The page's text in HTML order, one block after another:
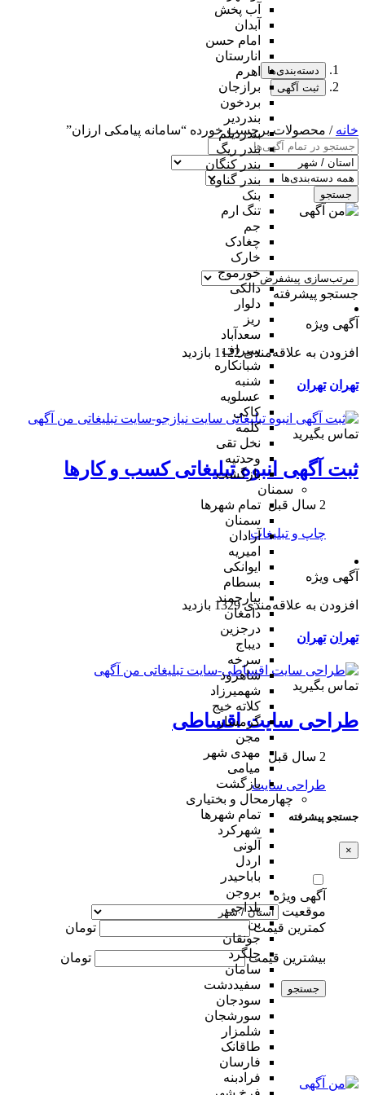
آب پخش
آبدان
امام حسن
انارستان
اهرم
برازجان
بردخون
بندردیر
بندردیلم
بندر ریگ
بندر کنگان
بندر گناوه
بنک
تنگ ارم
جم
چغادک
خارک
خورموج
دالکی
دلوار
ریز
سعدآباد
سیراف
شبانکاره
شنبه
عسلویه
کاکی
کلمه
نخل تقی
وحدتیه
بازگشت
سمنان
تمام شهر‌ها
سمنان
آرادان
امیریه
ایوانکی
بسطام
بیارجمند
دامغان
درجزین
دیباج
سرخه
شاهرود
شهمیرزاد
کلاته خیج
گرمسار
مجن
مهدی شهر
میامی
بازگشت
چهارمحال و بختیاری
تمام شهر‌ها
شهرکرد
آلونی
اردل
باباحیدر
بروجن
بلداجی
بن
جونقان
چلگرد
سامان
سفیددشت
سودجان
سورشجان
شلمزار
طاقانک
فارسان
فرادبنه
دسته‌بندی‌ها
ثبت آگهی
خانه / محصولات برچسب خورده “سامانه پیامکی ارزان”
جستجو
جستجو پیشرفته
آگهی ویژه
افزودن به علاقه‌مندی 1122 بازدید
تهران تهران
تماس بگیرید
ثبت آگهی انبوه تبلیغاتی کسب و کارها
2 سال قبل
چاپ و تبلیغات
آگهی ویژه
افزودن به علاقه‌مندی 1329 بازدید
تهران تهران
تماس بگیرید
طراحی سایت اقساطی
2 سال قبل
طراحی سایت
جستجو پیشرفته
×
آگهی ویژه
موقعیت
کمترین قیمت
تومان
بیشترین قیمت تومان
جستجو